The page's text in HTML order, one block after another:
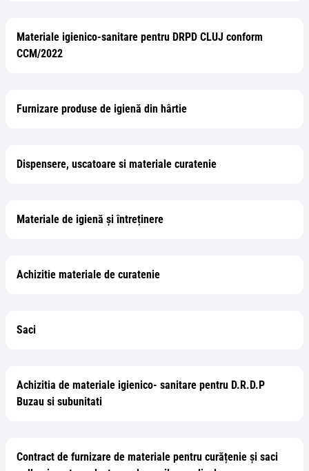
Materiale igienico-sanitare pentru DRPD CLUJ conform
CCM/2022
Furnizare produse de igienă din hârtie
Dispensere, uscatoare si materiale curatenie
Materiale de igienă și întreținere
Achizitie materiale de curatenie
Saci
Achizitia de materiale igienico- sanitare pentru D.R.D.P
Buzau si subunitati
Contract de furnizare de materiale pentru curățenie și saci